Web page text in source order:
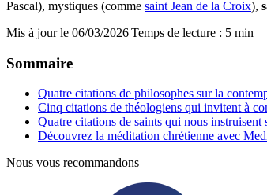
Pascal), mystiques (comme saint Jean de la Croix),
Mis à jour le 06/03/2026|Temps de lecture : 5 min
Sommaire
Quatre citations de philosophes sur la
Cinq citations de théologiens qui invitent à
Quatre citations de saints qui nous
Découvrez la méditation chrétienne avec
Nous vous recommandons